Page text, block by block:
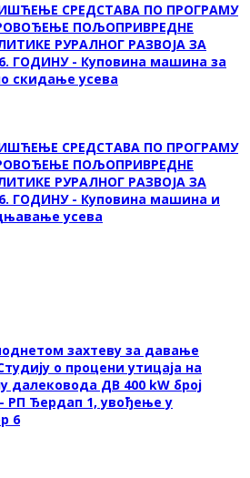
СРЕДСТАВА ПО ПРОГРАМУ
ПОЉОПРИВРЕДНЕ
РУРАЛНОГ РАЗВОЈА ЗА
ГОДИНУ - Куповинa машина за
скидање усева
СРЕДСТАВА ПО ПРОГРАМУ
ПОЉОПРИВРЕДНЕ
РУРАЛНОГ РАЗВОЈА ЗА
ГОДИНУ - Куповина машина и
усева
захтеву за давање
о процени утицаја на
далековода ДВ 400 kW број
РП Ђердап 1, увођење у
6